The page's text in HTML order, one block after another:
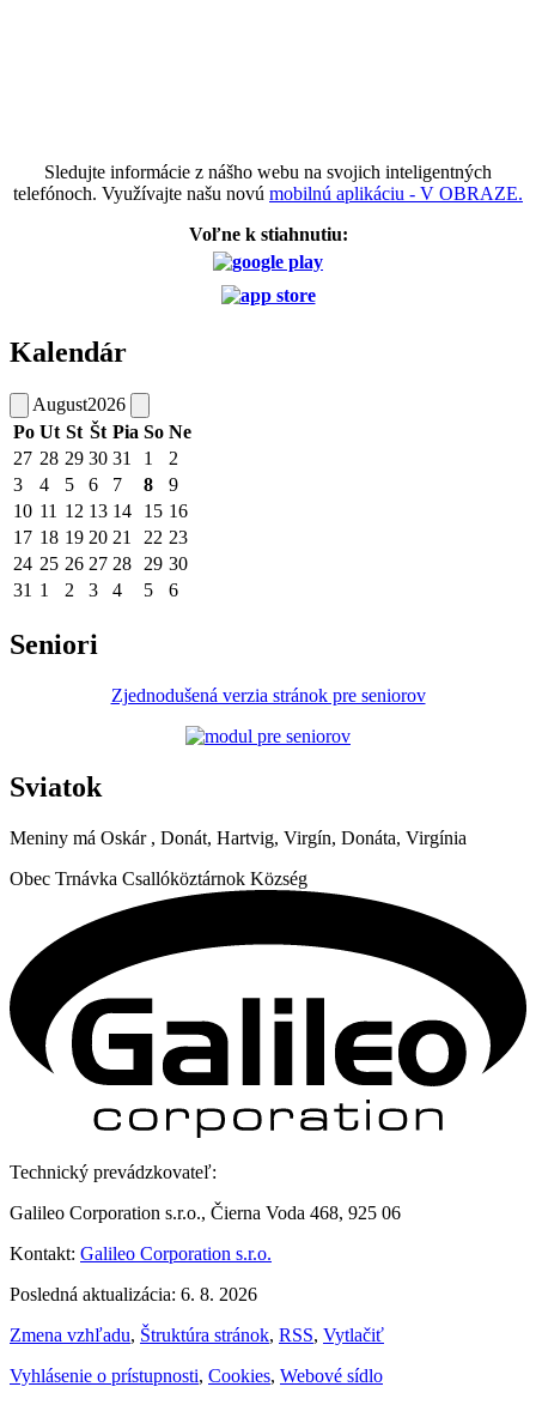
Sledujte informácie z nášho webu na svojich inteligentných
telefónoch. Využívajte našu novú mobilnú aplikáciu - V OBRAZE.
Voľne k stiahnutiu:
Kalendár
August2026
Po Ut St Št Pia So Ne
27 28 29 30 31 1
2
3
4 5 6 7 8
9
10 11 12 13 14 15 16
17 18 19 20 21 22 23
24 25 26 27 28 29 30
31 1 2 3 4 5 6
Seniori
Zjednodušená verzia stránok pre seniorov
Sviatok
Meniny má Oskár , Donát, Hartvig, Virgín, Donáta, Virgínia
Obec Trnávka Csallóköztárnok Község
Technický prevádzkovateľ:
Galileo Corporation s.r.o., Čierna Voda 468, 925 06
Kontakt: Galileo Corporation s.r.o.
Posledná aktualizácia: 6. 8. 2026
Zmena vzhľadu, Štruktúra stránok, RSS, Vytlačiť
Vyhlásenie o prístupnosti, Cookies, Webové sídlo